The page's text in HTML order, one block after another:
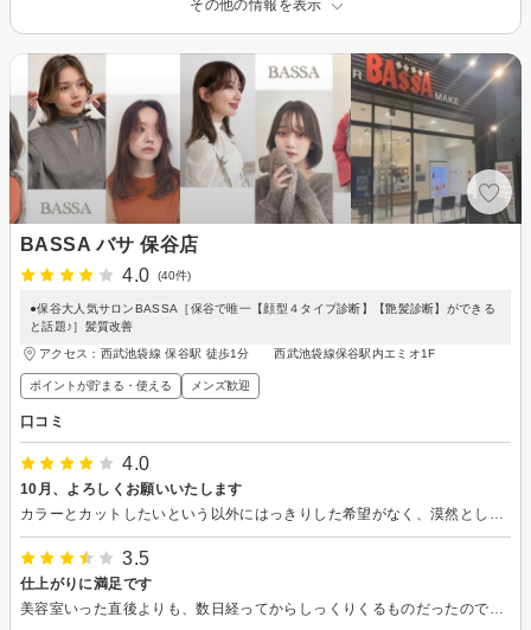
その他の情報を表示
BASSA バサ 保谷店
4.0
(40件)
●保谷大人気サロンBASSA［保谷で唯一【顔型４タイプ診断】【艶髪診断】ができる
と話題♪］髪質改善
アクセス：西武池袋線 保谷駅 徒歩1分 西武池袋線保谷駅内エミオ1F
ポイントが貯まる・使える メンズ歓迎
口コミ
4.0
10月、よろしくお願いいたします
3.5
仕上がりに満足です